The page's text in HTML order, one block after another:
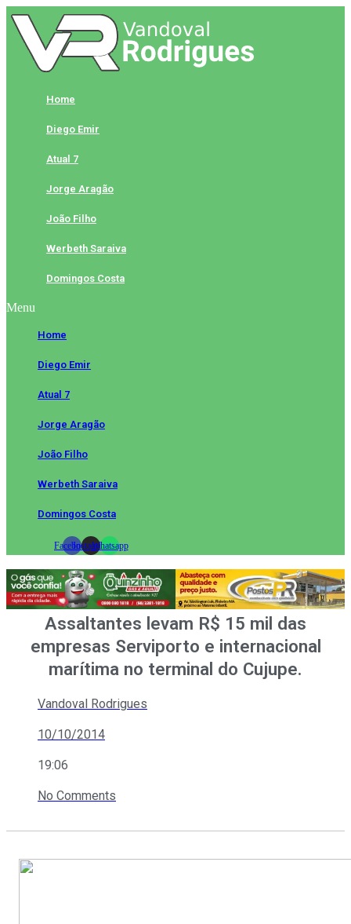
Skip
to
content
Home
Diego Emir
Atual 7
Jorge Aragão
João Filho
Werbeth Saraiva
Domingos Costa
Menu
Home
Diego Emir
Atual 7
Jorge Aragão
João Filho
Werbeth Saraiva
Domingos Costa
FacebookInstagramWhatsapp
Assaltantes levam R$ 15 mil das
empresas Serviporto e internacional
marítima no terminal do Cujupe.
Vandoval Rodrigues
10/10/2014
19:06
No Comments